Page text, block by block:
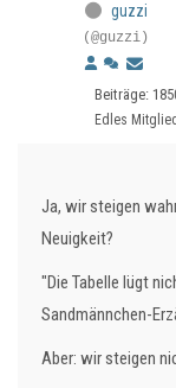
guzzi
(@guzzi)
Beiträge:
Edles Mitglied
Ja, wir steigen
Neuigkeit?
"Die Tabelle lügt
Sandmännchen-
Aber: wir steigen